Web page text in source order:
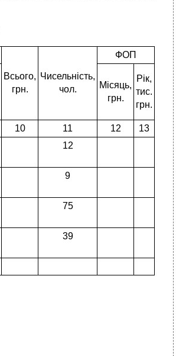
Всього,
грн.
Чисельність,
чол.
ФОП
Місяць,
грн.
Рік,
тис.
грн.
10 11 12
13
12
9
75
39